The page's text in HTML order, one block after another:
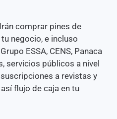
comprar pines de
negocio, e incluso
ESSA, CENS, Panaca
servicios públicos a nivel
suscripciones a revistas y
flujo de caja en tu